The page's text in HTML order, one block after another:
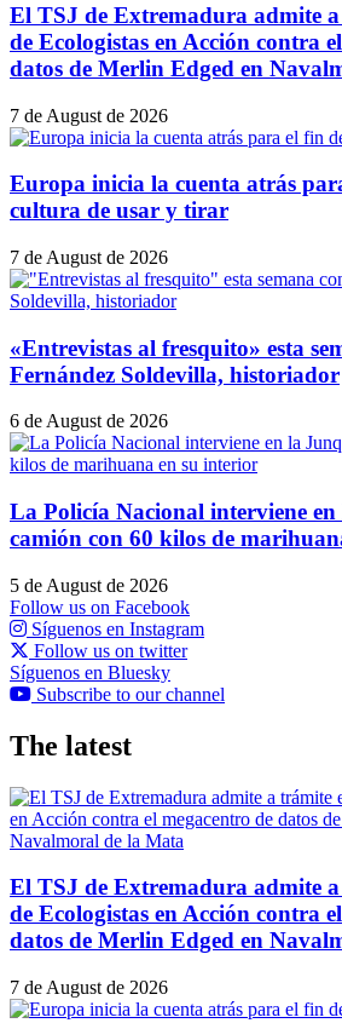
El TSJ de Extremadura admite
de Ecologistas en Acción contra
datos de Merlin Edged en
7 de August de 2026
Europa inicia la cuenta atrás
cultura de usar y tirar
7 de August de 2026
«Entrevistas al fresquito» esta
Fernández Soldevilla, historiador
6 de August de 2026
La Policía Nacional interviene
camión con 60 kilos de
5 de August de 2026
Follow us on Facebook
Síguenos en Instagram
Follow us on twitter
Síguenos en Bluesky
Subscribe to our channel
The latest
El TSJ de Extremadura admite
de Ecologistas en Acción contra
datos de Merlin Edged en
7 de August de 2026